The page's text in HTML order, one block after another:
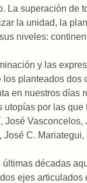
La superación de
la unidad, la
niveles:
y las
planteados dos
en nuestros días
utopías por las que
José Vasconcelos,
C. Mariategui,
décadas
ejes articulados